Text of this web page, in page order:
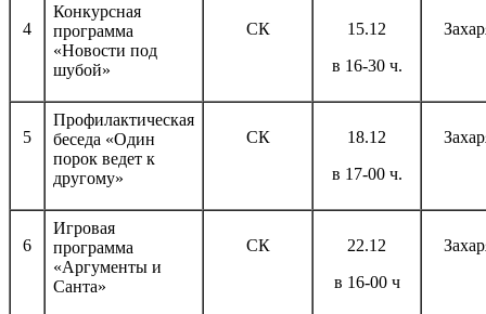
4
Конкурсная
программа
«Новости под
шубой»
СК
15.12
в 16-30 ч.
5
Профилактическая
беседа «Один
порок ведет к
другому»
СК
18.12
в 17-00 ч.
6
Игровая
программа
«Аргументы и
Санта»
СК
22.12
в 16-00 ч